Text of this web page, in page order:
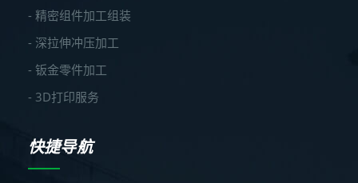
- 精密组件加工组装
- 深拉伸冲压加工
- 钣金零件加工
- 3D打印服务
快捷导航